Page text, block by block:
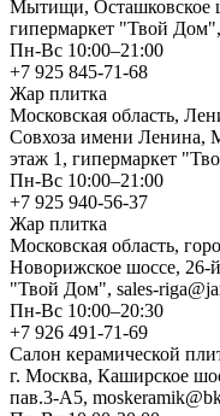
Мытищи, Осташковское
гипермаркет "Твой Дом",
Пн-Вс 10:00–21:00
+7 925 845-71-68
Жар плитка
Московская область,
Совхоза имени Ленина,
этаж 1, гипермаркет
Пн-Вс 10:00–21:00
+7 925 940-56-37
Жар плитка
Московская область,
Новорижское шоссе, 26-
"Твой Дом", sales-
Пн-Вс 10:00–20:30
+7 926 491-71-69
Салон керамической
г. Москва, Каширское
пав.3-А5,